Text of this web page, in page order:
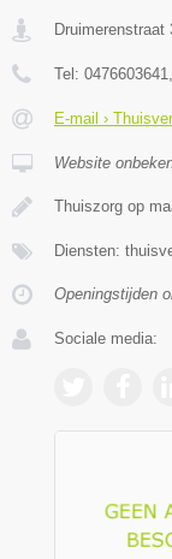
Druimerenstraat
Tel: 0476603641
E-mail ›
Website
Thuiszorg op
Diensten:
Openingstijden
Sociale media: